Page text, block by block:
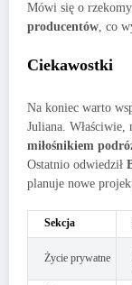
Mówi się o
producentów, co
Ciekawostki
Na koniec warto
Juliana. Właściwie,
miłośnikiem
Ostatnio odwiedził
planuje nowe
Sekcja
Życie prywatne